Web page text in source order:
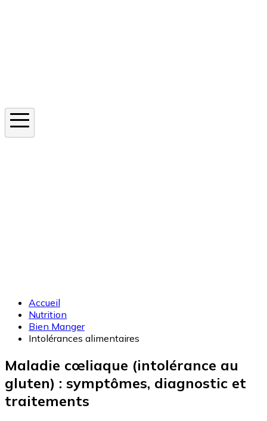
Accueil
Nutrition
Bien Manger
Intolérances alimentaires
Maladie cœliaque (intolérance au
gluten) : symptômes, diagnostic et
traitements